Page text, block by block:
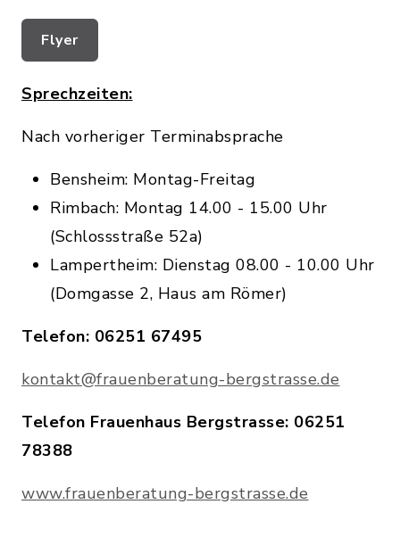
Flyer
Sprechzeiten:
Nach vorheriger Terminabsprache
Bensheim: Montag-Freitag
Rimbach: Montag 14.00 - 15.00 Uhr
(Schlossstraße 52a)
Lampertheim: Dienstag 08.00 - 10.00 Uhr
(Domgasse 2, Haus am Römer)
Telefon: 06251 67495
kontakt@frauenberatung-bergstrasse.de
Telefon Frauenhaus Bergstrasse: 06251
78388
www.frauenberatung-bergstrasse.de